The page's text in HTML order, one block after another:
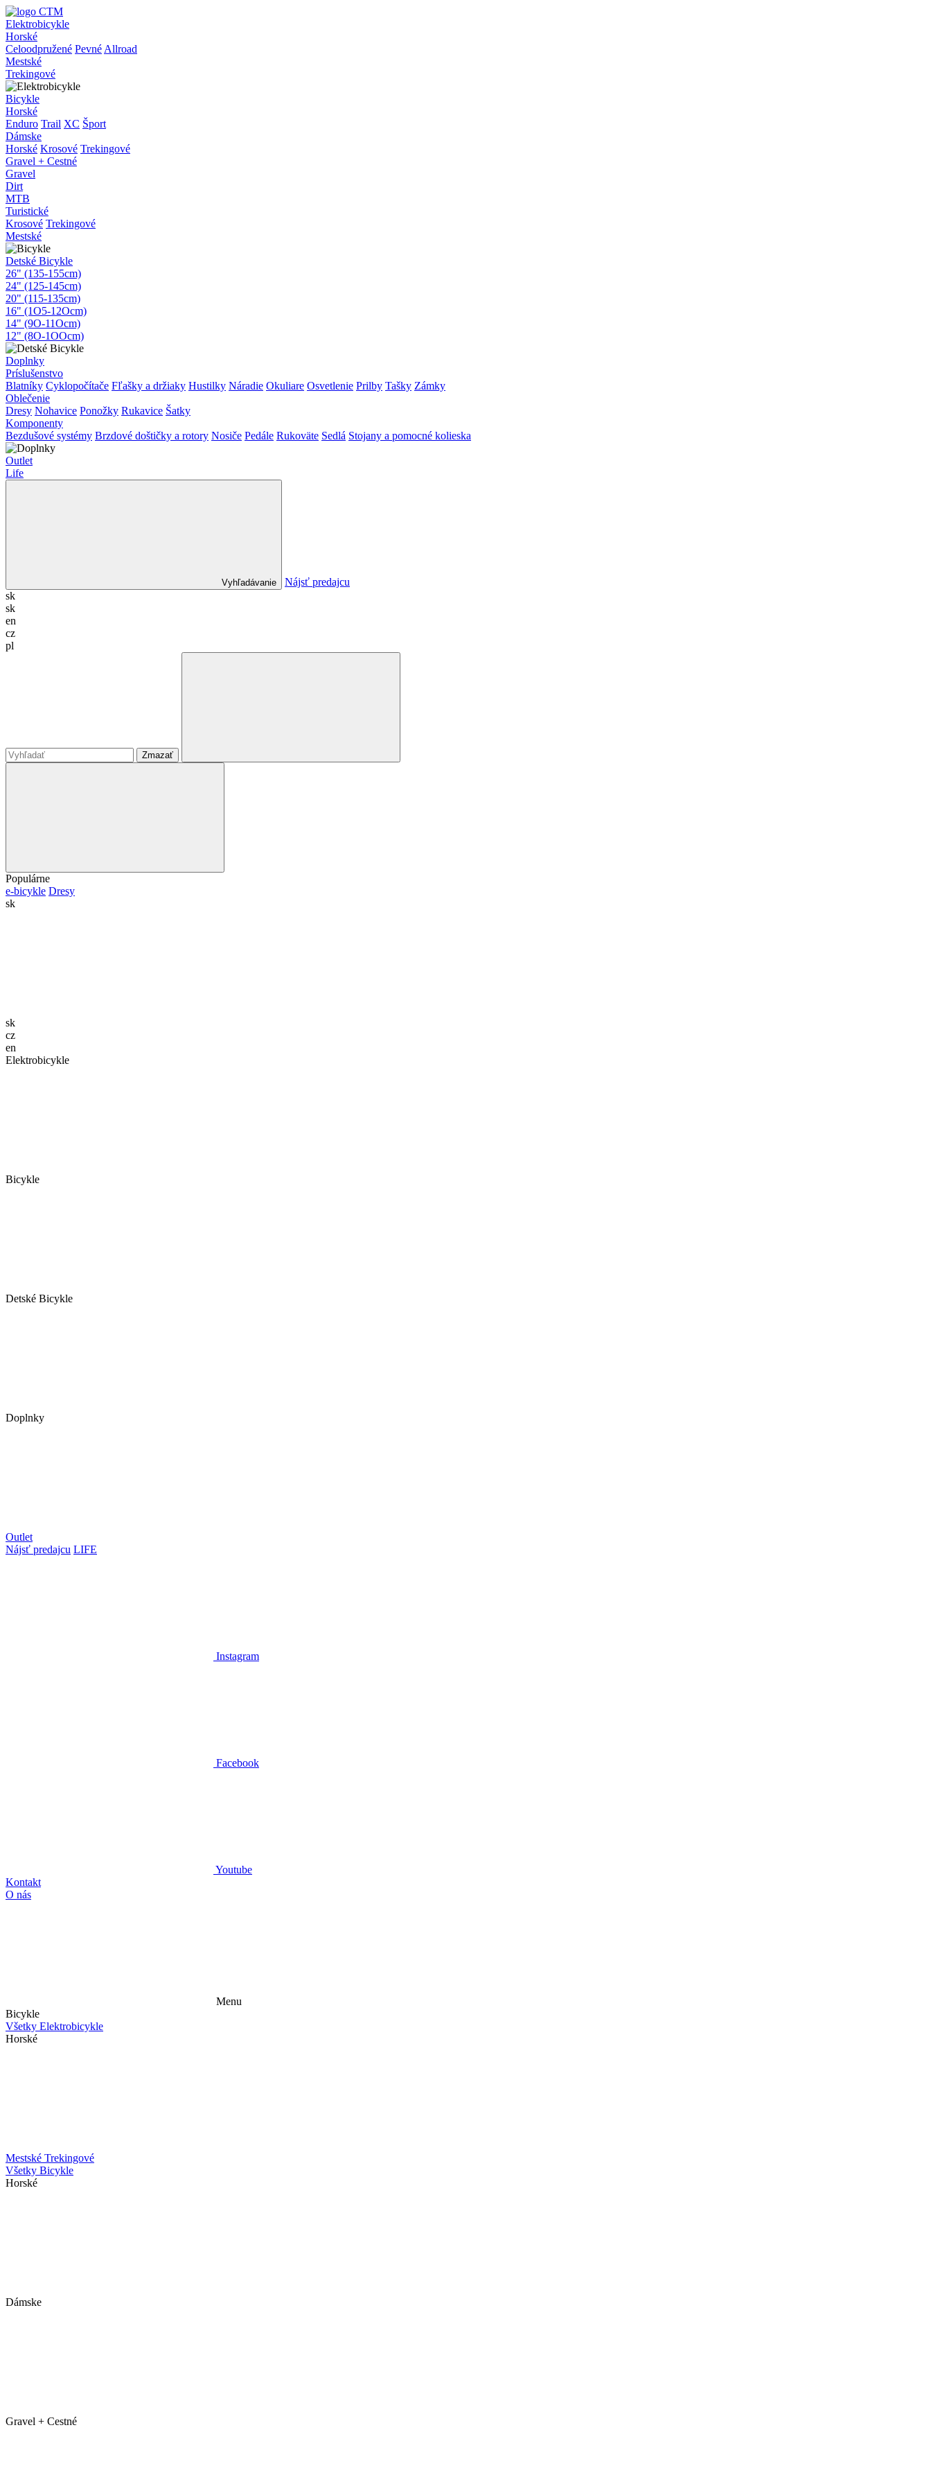
Elektrobicykle
Horské
Celoodpružené Pevné Allroad
Mestské
Trekingové
Bicykle
Horské
Enduro Trail XC Šport
Dámske
Horské Krosové Trekingové
Gravel + Cestné
Gravel
Dirt
MTB
Turistické
Krosové Trekingové
Mestské
Detské Bicykle
26" (135-155cm)
24" (125-145cm)
20" (115-135cm)
16" (1O5-12Ocm)
14" (9O-11Ocm)
12" (8O-1OOcm)
Doplnky
Príslušenstvo
Blatníky Cyklopočítače Fľašky a držiaky Hustilky Náradie Okuliare Osvetlenie Prilby Tašky Zámky
Oblečenie
Dresy Nohavice Ponožky Rukavice Šatky
Komponenty
Bezdušové systémy Brzdové doštičky a rotory Nosiče Pedále Rukoväte Sedlá Stojany a pomocné kolieska
Outlet
Life
Vyhľadávanie
Nájsť predajcu
sk
sk
en
cz
pl
Zmazať
Populárne
e-bicykle Dresy
sk
sk
cz
en
Elektrobicykle
Bicykle
Detské Bicykle
Doplnky
Outlet
Nájsť predajcu LIFE
Instagram
Facebook
Youtube
Kontakt
O nás
Menu
Bicykle
Všetky Elektrobicykle
Horské
Mestské Trekingové
Všetky Bicykle
Horské
Dámske
Gravel + Cestné